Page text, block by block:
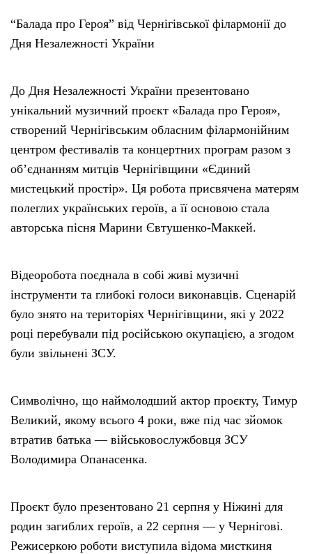
Бюджет
Тендери
Контакти
“Балада про Героя” від Чернігівської філармонії до
Дня Незалежності України
До Дня Незалежності України презентовано
унікальний музичний проєкт «Балада про Героя»,
створений Чернігівським обласним філармонійним
центром фестивалів та концертних програм разом з
об’єднанням митців Чернігівщини «Єдиний
мистецький простір». Ця робота присвячена матерям
полеглих українських героїв, а її основою стала
авторська пісня Марини Євтушенко-Маккей.
Відеоробота поєднала в собі живі музичні
інструменти та глибокі голоси виконавців. Сценарій
було знято на територіях Чернігівщини, які у 2022
році перебували під російською окупацією, а згодом
були звільнені ЗСУ.
Символічно, що наймолодший актор проєкту, Тимур
Великий, якому всього 4 роки, вже під час зйомок
втратив батька — військовослужбовця ЗСУ
Володимира Опанасенка.
Проєкт було презентовано 21 серпня у Ніжині для
родин загиблих героїв, а 22 серпня — у Чернігові.
Режисеркою роботи виступила відома мисткиня